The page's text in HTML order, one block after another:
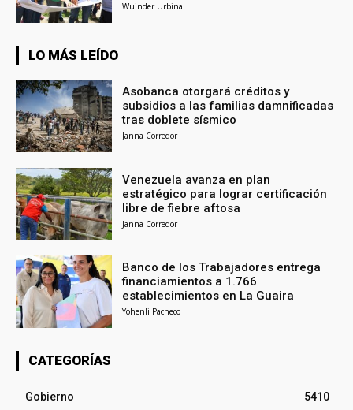
Wuinder Urbina
LO MÁS LEÍDO
Asobanca otorgará créditos y
subsidios a las familias damnificadas
tras doblete sísmico
Janna Corredor
Venezuela avanza en plan
estratégico para lograr certificación
libre de fiebre aftosa
Janna Corredor
Banco de los Trabajadores entrega
financiamientos a 1.766
establecimientos en La Guaira
Yohenli Pacheco
CATEGORÍAS
Gobierno
5410